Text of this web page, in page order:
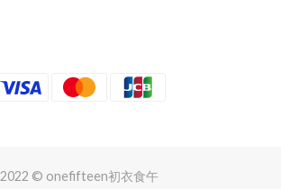
2022 © onefifteen初衣食午